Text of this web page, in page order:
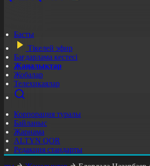
Басты
Тікелей эфир
Бағдарлама кестесі
Жаңалықтар
Жобалар
Телехикаялар
Корпорация туралы
Байланыс
Жарнама
ALTYN QOR
Редакция стандарты